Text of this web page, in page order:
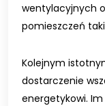
wentylacyjnych
pomieszczeń
Kolejnym
dostarczenie
energetykowi.